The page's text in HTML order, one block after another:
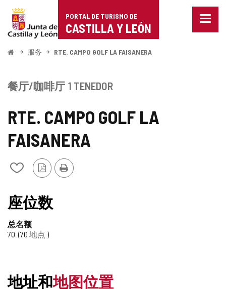
Portal
de
Turismo
Castilla
León
PORTAL DE TURISMO DE
CASTILLA Y LEÓN
菜
开
服务 RTE. CAMPO GOLF LA FAISANERA
RTE. CAMPO GOLF LA
FAISANERA
从
笔
记
中
添
PDF
版
打
印
餐厅/咖啡厅 1 TENEDOR
座位数
总名额
70 70 地点
地址和地图位置